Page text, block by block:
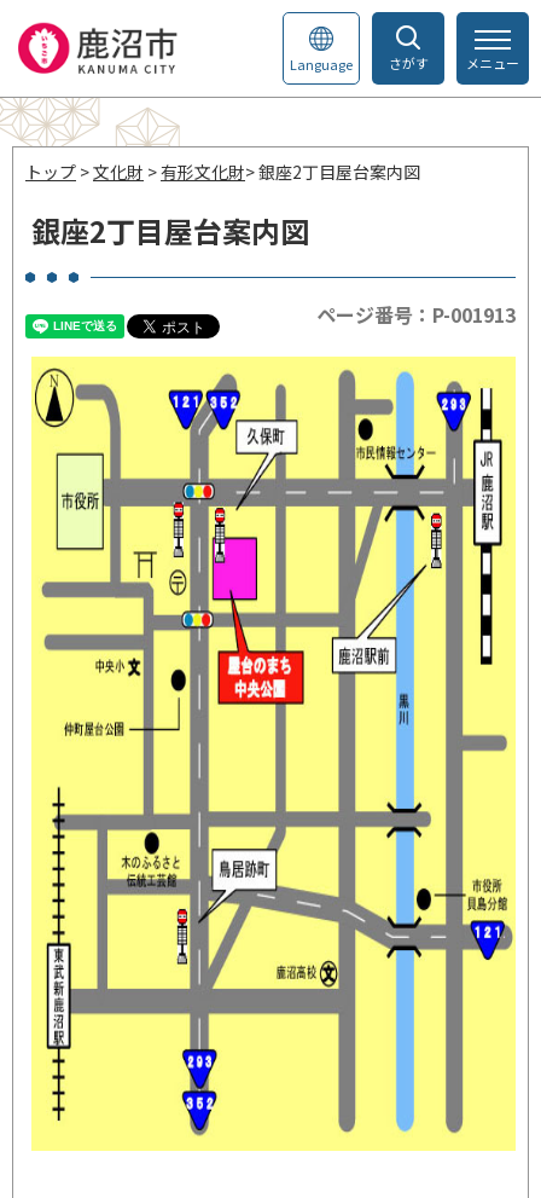
さがす
Language メニュー
トップ >文化財 >有形文化財> 銀座2丁目屋台案内図
銀座2丁目屋台案内図
ページ番号：P-001913